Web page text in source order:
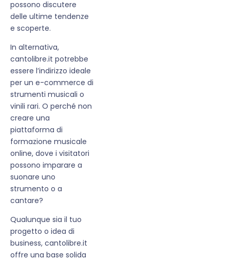
possono discutere
delle ultime tendenze
e scoperte.
In alternativa,
cantolibre.it potrebbe
essere l’indirizzo ideale
per un e-commerce di
strumenti musicali o
vinili rari. O perché non
creare una
piattaforma di
formazione musicale
online, dove i visitatori
possono imparare a
suonare uno
strumento o a
cantare?
Qualunque sia il tuo
progetto o idea di
business, cantolibre.it
offre una base solida